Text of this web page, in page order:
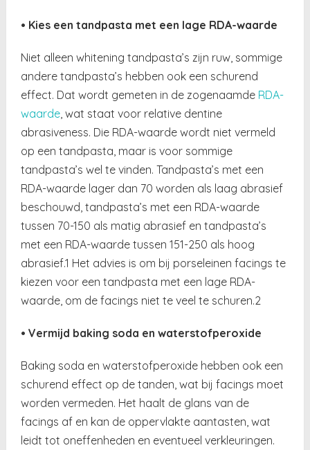
• Kies een tandpasta met een lage RDA-waarde
Niet alleen whitening tandpasta’s zijn ruw, sommige
andere tandpasta’s hebben ook een schurend
effect. Dat wordt gemeten in de zogenaamde RDA-
waarde , wat staat voor relative dentine
abrasiveness. Die RDA-waarde wordt niet vermeld
op een tandpasta, maar is voor sommige
tandpasta’s wel te vinden. Tandpasta’s met een
RDA-waarde lager dan 70 worden als laag abrasief
beschouwd, tandpasta’s met een RDA-waarde
tussen 70-150 als matig abrasief en tandpasta’s
met een RDA-waarde tussen 151-250 als hoog
abrasief.1 Het advies is om bij porseleinen facings te
kiezen voor een tandpasta met een lage RDA-
waarde, om de facings niet te veel te schuren.2
• Vermijd baking soda en waterstofperoxide
Baking soda en waterstofperoxide hebben ook een
schurend effect op de tanden, wat bij facings moet
worden vermeden. Het haalt de glans van de
facings af en kan de oppervlakte aantasten, wat
leidt tot oneffenheden en eventueel verkleuringen.